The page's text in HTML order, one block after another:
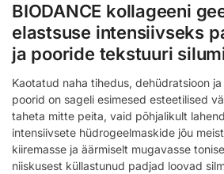
BIODANCE kollageeni
elastsuse intensiivseks
ja pooride tekstuuri
Kaotatud naha tihedus, dehüdratsioon
poorid on sageli esimesed esteetilised
taheta mitte peita, vaid põhjalikult
intensiivsete hüdrogeelmaskide jõu
kiiremasse ja äärmiselt mugavasse
niiskusest küllastunud padjad loovad